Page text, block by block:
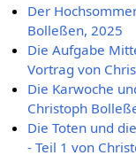
Der
Bolleßen, 2025
Die Aufgabe
Vortrag von
Die Karwoche
Christoph
Die Toten und
- Teil 1 von